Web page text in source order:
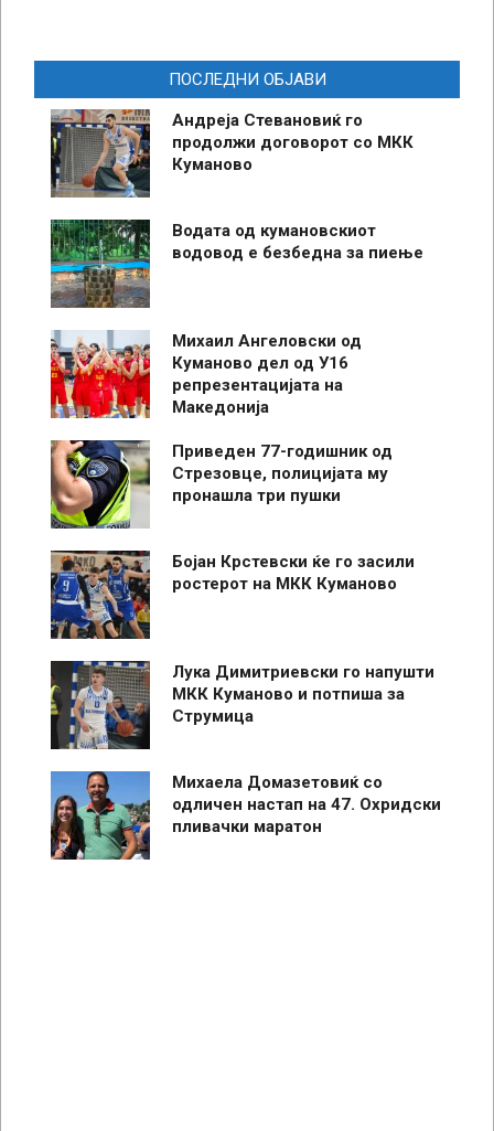
ПОСЛЕДНИ ОБЈАВИ
Андреја Стевановиќ го
продолжи договорот со МКК
Куманово
Водата од кумановскиот
водовод е безбедна за пиење
Михаил Ангеловски од
Куманово дел од У16
репрезентацијата на
Македонија
Приведен 77-годишник од
Стрезовце, полицијата му
пронашла три пушки
Бојан Крстевски ќе го засили
ростерот на МКК Куманово
Лука Димитриевски го напушти
МКК Куманово и потпиша за
Струмица
Михаела Домазетовиќ со
одличен настап на 47. Охридски
пливачки маратон